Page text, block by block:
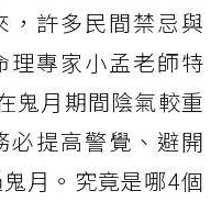
，許多民間禁忌與
理專家小孟老師特
鬼月期間陰氣較重
必提高警覺、避開
月。究竟是哪4個